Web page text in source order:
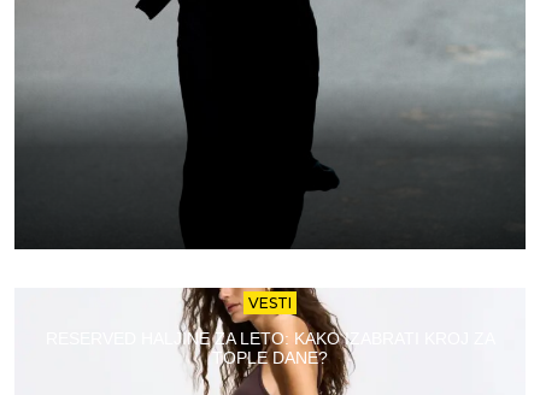
VESTI
RESERVED HALJINE ZA LETO: KAKO IZABRATI KROJ ZA
TOPLE DANE?